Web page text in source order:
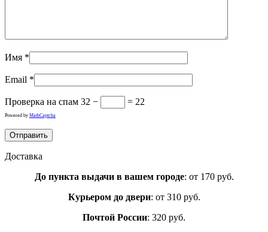
Имя *
Email *
Проверка на спам 32 − = 22
Powered by MathCaptcha
Доставка
До пункта выдачи в вашем городе: от 170 руб.
Курьером до двери: от 310 руб.
Почтой России: 320 руб.